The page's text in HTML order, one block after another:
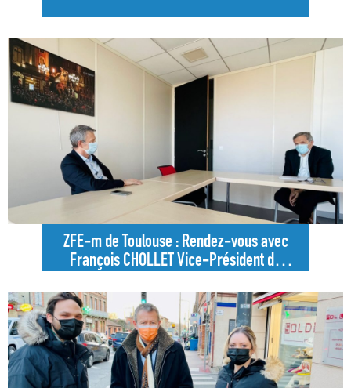
ZFE-m de Toulouse : Rendez-vous avec
François CHOLLET Vice-Président de